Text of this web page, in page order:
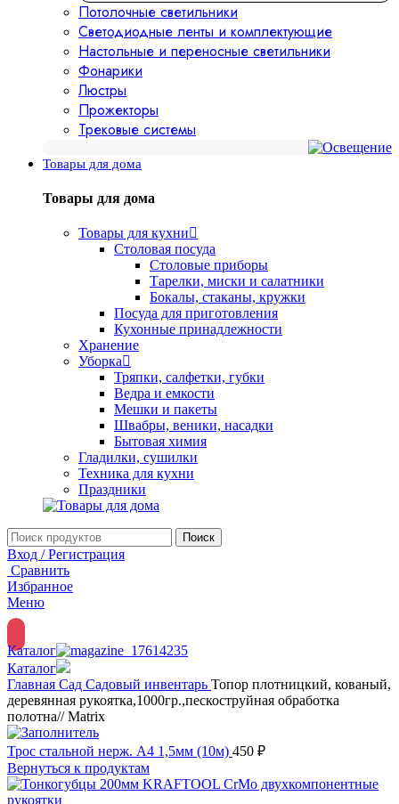
Потолочные светильники
Светодиодные ленты и комплектующие
Настольные и переносные светильники
Фонарики
Люстры
Прожекторы
Трековые системы
Товары для дома
Товары для дома
Товары для кухни
Столовая посуда
Столовые приборы
Тарелки, миски и салатники
Бокалы, стаканы, кружки
Посуда для приготовления
Кухонные принадлежности
Хранение
Уборка
Тряпки, салфетки, губки
Ведра и емкости
Мешки и пакеты
Швабры, веники, насадки
Бытовая химия
Гладилки, сушилки
Техника для кухни
Праздники
Поиск
Вход / Регистрация
Сравнить
Избранное
Меню
Каталог
Каталог
Главная Сад Садовый инвентарь Топор плотницкий, кованый,
деревянная рукоятка,1000гр.,пескоструйная обработка
полотна// Matrix
Трос стальной нерж. А4 1,5мм (10м) 450 ₽
Вернуться к продуктам